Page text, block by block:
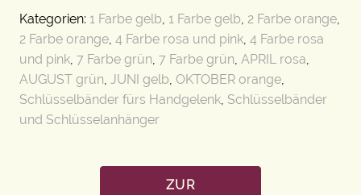
Kategorien: 1 Farbe gelb, 1 Farbe gelb, 2 Farbe orange,
2 Farbe orange, 4 Farbe rosa und pink, 4 Farbe rosa
und pink, 7 Farbe grün, 7 Farbe grün, APRIL rosa,
AUGUST grün, JUNI gelb, OKTOBER orange,
Schlüsselbänder fürs Handgelenk, Schlüsselbänder
und Schlüsselanhänger
ZUR